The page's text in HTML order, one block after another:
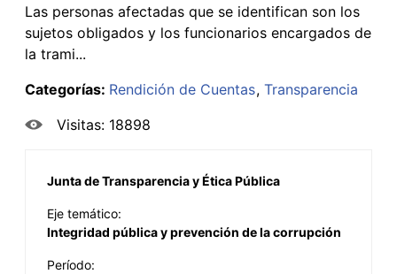
Las personas afectadas que se identifican son los
sujetos obligados y los funcionarios encargados de
la trami...
Categorías: Rendición de Cuentas Transparencia
Visitas: 18898
Junta de Transparencia y Ética Pública
Eje temático:
Integridad pública y prevención de la corrupción
Período: